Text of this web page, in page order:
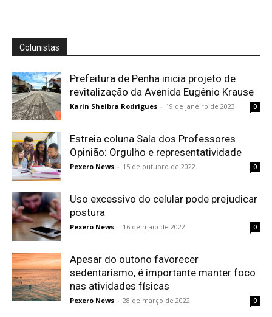
Colunistas
Prefeitura de Penha inicia projeto de
revitalização da Avenida Eugênio Krause
Karin Sheibra Rodrigues - 19 de janeiro de 2023 0
Estreia coluna Sala dos Professores
Opinião: Orgulho e representatividade
Pexero News - 15 de outubro de 2022 0
Uso excessivo do celular pode prejudicar
postura
Pexero News - 16 de maio de 2022 0
Apesar do outono favorecer
sedentarismo, é importante manter foco
nas atividades físicas
Pexero News - 28 de março de 2022 0